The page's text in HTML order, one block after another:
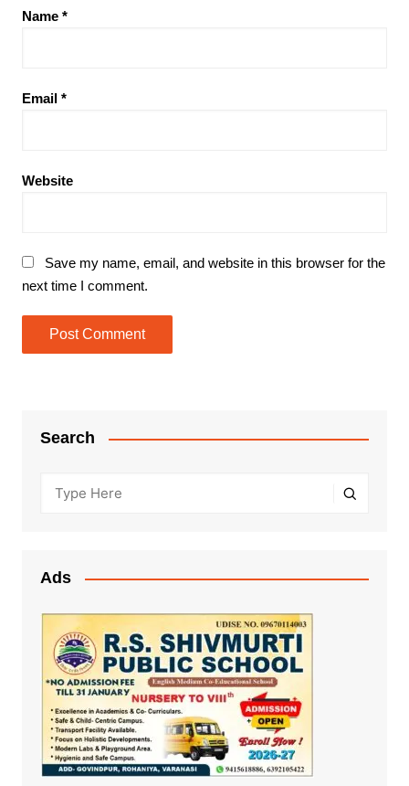
Name *
Email *
Website
Save my name, email, and website in this browser for the
next time I comment.
Search
Ads